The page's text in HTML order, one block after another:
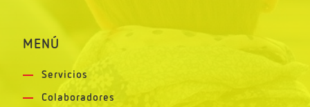
MENÚ
Servicios
Colaboradores